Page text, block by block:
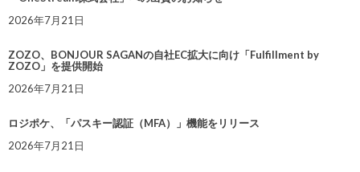
2026年7月21日
ZOZO、BONJOUR SAGANの自社EC拡大に向け「Fulfillment by
ZOZO」を提供開始
2026年7月21日
ロジポケ、「パスキー認証（MFA）」機能をリリース
2026年7月21日